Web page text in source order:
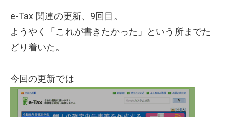
e-Tax 関連の更新、9回目。
ようやく「これが書きたかった」という所までた
どり着いた。
今回の更新では